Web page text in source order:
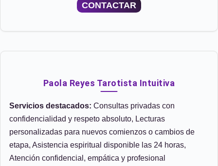
CONTACTAR
Paola Reyes Tarotista Intuitiva
Servicios destacados: Consultas privadas con
confidencialidad y respeto absoluto, Lecturas
personalizadas para nuevos comienzos o cambios de
etapa, Asistencia espiritual disponible las 24 horas,
Atención confidencial, empática y profesional